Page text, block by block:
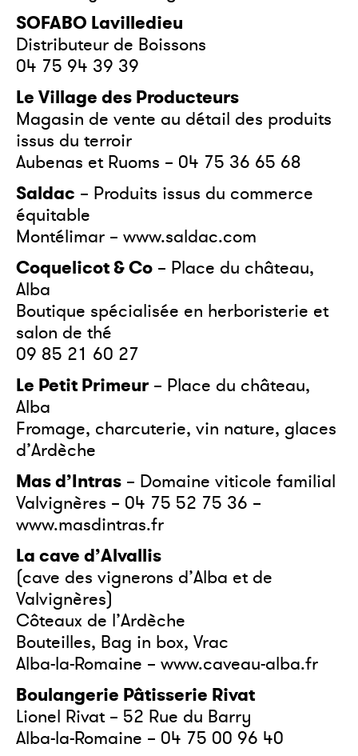
SOFABO Lavilledieu
Distributeur de Boissons
04 75 94 39 39
Le Village des Producteurs
Magasin de vente au détail des produits
issus du terroir
Aubenas et Ruoms – 04 75 36 65 68
Saldac – Produits issus du commerce
équitable
Montélimar – www.saldac.com
Coquelicot & Co – Place du château,
Alba
Boutique spécialisée en herboristerie et
salon de thé
09 85 21 60 27
Le Petit Primeur – Place du château,
Alba
Fromage, charcuterie, vin nature, glaces
d’Ardèche
Mas d’Intras – Domaine viticole familial
Valvignères – 04 75 52 75 36 –
www.masdintras.fr
La cave d’Alvallis
(cave des vignerons d’Alba et de
Valvignères)
Côteaux de l’Ardèche
Bouteilles, Bag in box, Vrac
Alba-la-Romaine – www.caveau-alba.fr
Boulangerie Pâtisserie Rivat
Lionel Rivat – 52 Rue du Barry
Alba-la-Romaine – 04 75 00 96 40